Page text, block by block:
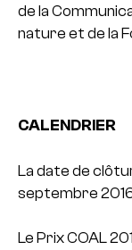
de la
nature et de la
CALENDRIER
La date de
septembre
Le Prix COAL